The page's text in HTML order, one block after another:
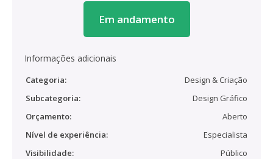
Em andamento
Informações adicionais
Categoria:
Design & Criação
Subcategoria:
Design Gráfico
Orçamento:
Aberto
Nível de experiência:
Especialista
Visibilidade:
Público